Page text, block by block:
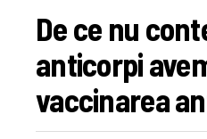
De ce nu
anticorpi
vaccinarea